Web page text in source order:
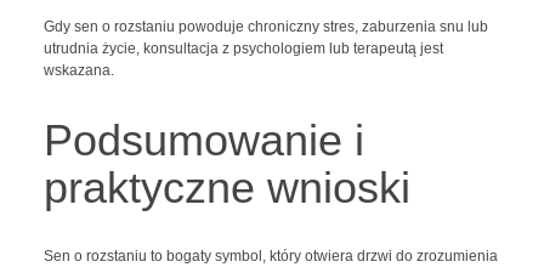
Gdy sen o rozstaniu powoduje chroniczny stres, zaburzenia snu lub
utrudnia życie, konsultacja z psychologiem lub terapeutą jest
wskazana.
Podsumowanie i
praktyczne wnioski
Sen o rozstaniu to bogaty symbol, który otwiera drzwi do zrozumienia